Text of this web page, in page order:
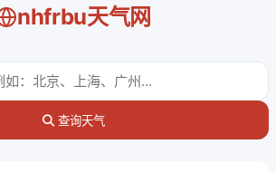
nhfrbu天气网
查询天气